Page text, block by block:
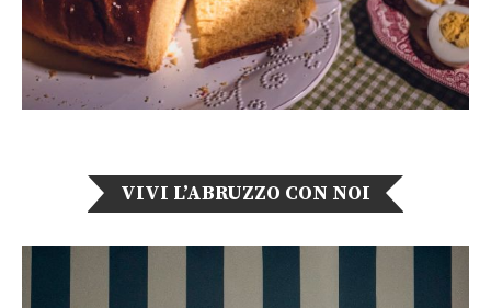
VIVI L’ABRUZZO CON NOI